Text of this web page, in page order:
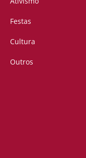
Festas
Cultura
Outros